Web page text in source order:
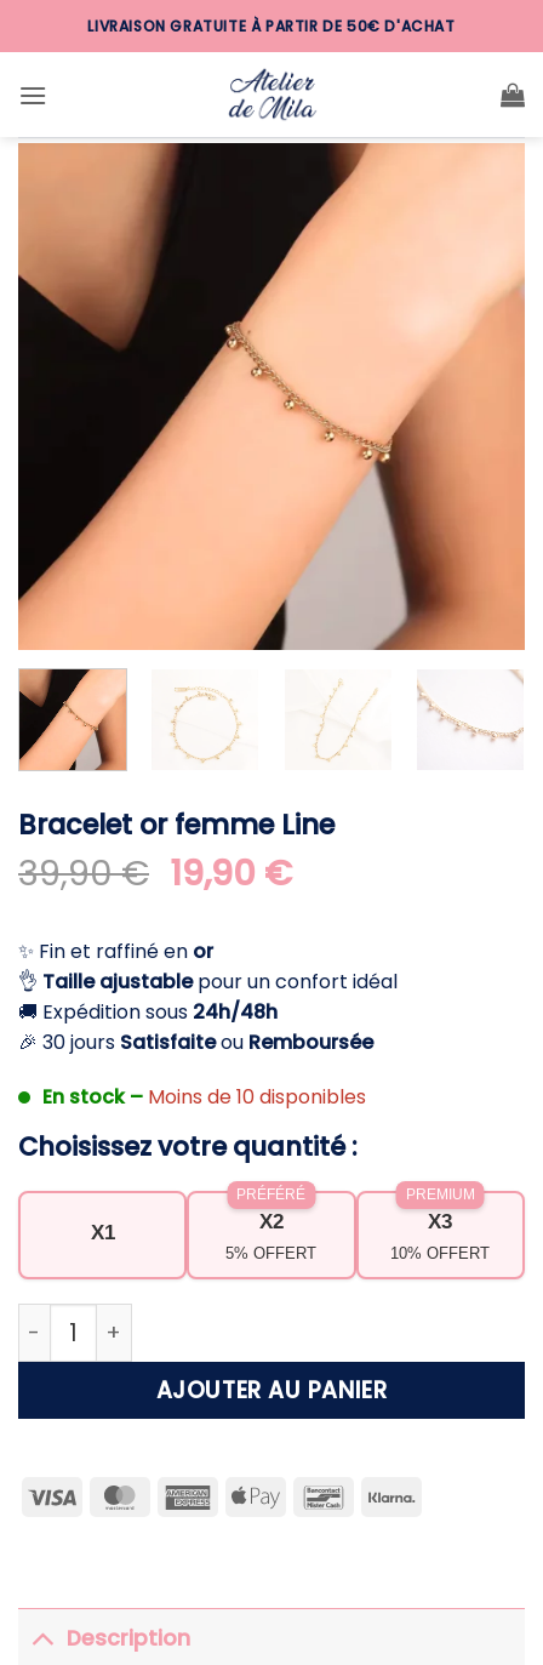
LIVRAISON GRATUITE À PARTIR DE 50€ D'ACHAT
Bracelet or femme Line
39,90€ Le
prix
initial
était :
39,90 €.
19,90 €Le
est :
✨ Fin et raffiné en or
👌 Taille ajustablepour un confort idéal
🚚 Expédition sous 24h/48h
🎉 30 jours Satisfaiteou Remboursée
En stock – Moins de 10 disponibles
Choisissez votre quantité :
X1 X2
5% OFFERT
PRÉFÉRÉ
X3
10% OFFERT
PREMIUM
quantité de Bracelet or femme Line
AJOUTER AU PANIER
Visa MasterCardAmericanApple
Bancontact
Klarna
Description